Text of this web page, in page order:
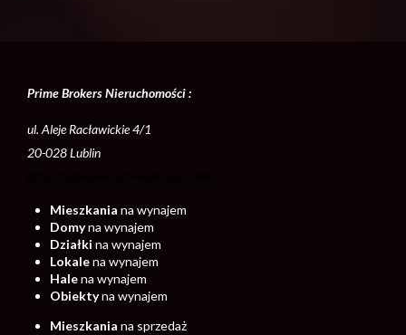
Prime Brokers Nieruchomości :
ul. Aleje Racławickie 4/1
20-028 Lublin
Mieszkania na wynajem
Domyna wynajem
Działki na wynajem
Lokalena wynajem
Halena wynajem
Obiektyna wynajem
Mieszkania na sprzedaż